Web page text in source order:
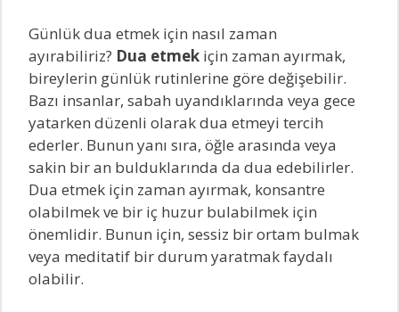
Günlük dua etmek için nasıl zaman
ayırabiliriz? Dua etmek için zaman ayırmak,
bireylerin günlük rutinlerine göre değişebilir.
Bazı insanlar, sabah uyandıklarında veya gece
yatarken düzenli olarak dua etmeyi tercih
ederler. Bunun yanı sıra, öğle arasında veya
sakin bir an bulduklarında da dua edebilirler.
Dua etmek için zaman ayırmak, konsantre
olabilmek ve bir iç huzur bulabilmek için
önemlidir. Bunun için, sessiz bir ortam bulmak
veya meditatif bir durum yaratmak faydalı
olabilir.